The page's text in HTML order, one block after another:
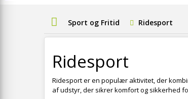
Sport og Fritid Ridesport
Ridesport
Ridesport er en populær aktivitet, der
af udstyr, der sikrer komfort og sikkerhed